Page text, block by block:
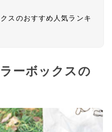
スのおすすめ人気ランキ
ーボックスの